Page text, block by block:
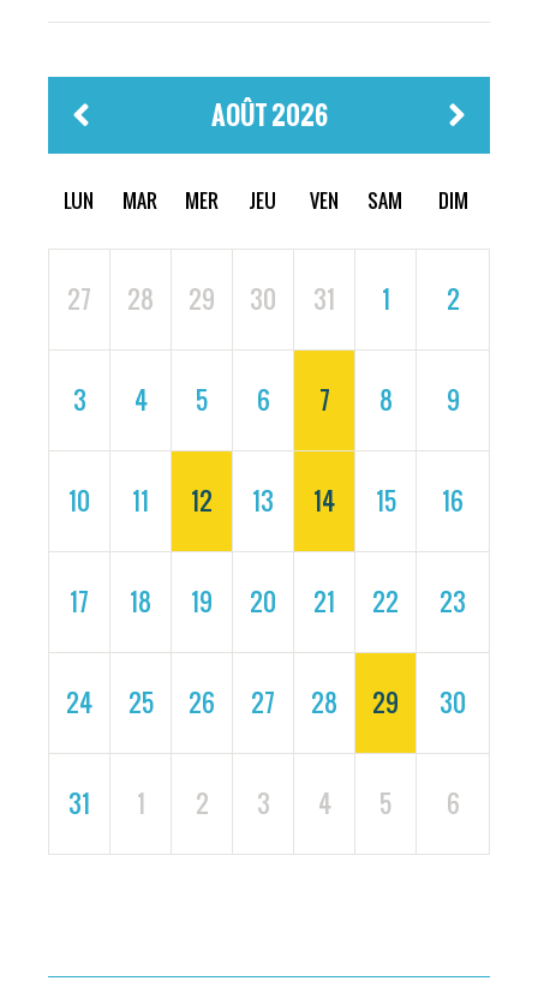
AOÛT 2026
LUN MAR MER JEU VEN SAM DIM
27 28 29 30 31 1 2
3 4 5 6 7 8 9
10 11 12 13 14 15 16
17 18 19 20 21 22 23
24 25 26 27 28 29 30
31 1 2 3 4 5 6